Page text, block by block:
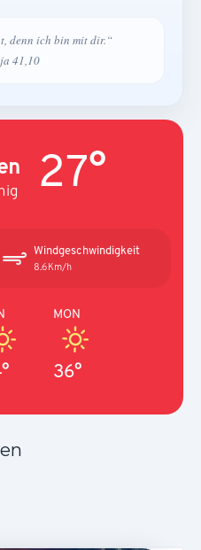
denn ich bin mit dir.“
41,10
27°
Windgeschwindigkeit
8.6Km/h
MON
36°